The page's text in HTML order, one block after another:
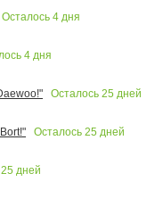
Осталось 4 дня
4 дня
Осталось 25 дней
Осталось 25 дней
25 дней